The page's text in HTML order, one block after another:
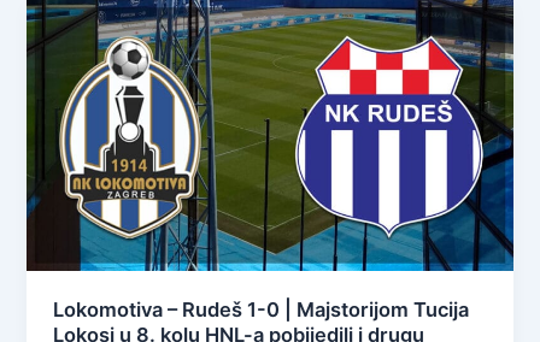
Lokomotiva – Rudeš 1-0 | Majstorijom Tucija
Lokosi u 8. kolu HNL-a pobijedili i drugu